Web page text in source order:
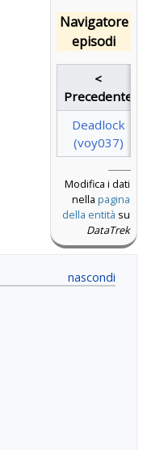
Navigatore
episodi
<
Precedente
Deadlock
(voy037)
Modifica i dati
nella pagina
della entità su
DataTrek